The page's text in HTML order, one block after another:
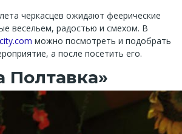
черкасцев ожидают феерические
весельем, радостью и смехом. В
можно посмотреть и подобрать
а после посетить его.
Полтавка»